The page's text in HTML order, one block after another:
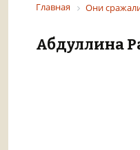
Главная Они
Абдуллина